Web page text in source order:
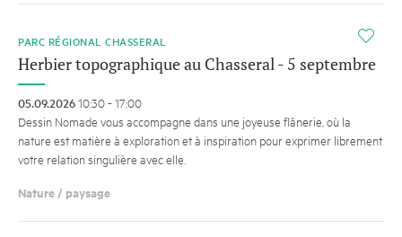
i
PARC RÉGIONAL CHASSERAL
Herbier topographique au Chasseral - 5 septembre
05.09.202610:30 - 17:00
Dessin Nomade vous accompagne dans une joyeuse flânerie, où la
nature est matière à exploration et à inspiration pour exprimer librement
votre relation singulière avec elle.
Nature / paysage